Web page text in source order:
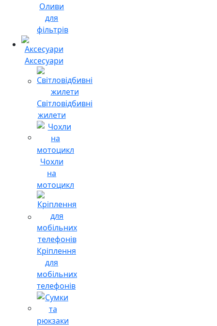
Оливи
для
фільтрів
Аксесуари
Світловідбивні
жилети
Чохли
на
мотоцикл
Кріплення
для
мобільних
телефонів